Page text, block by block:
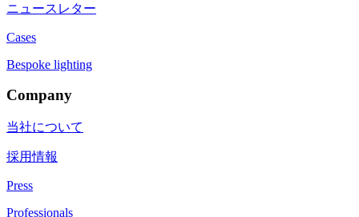
ニュースレター
Cases
Bespoke lighting
Company
当社について
採用情報
Press
Professionals